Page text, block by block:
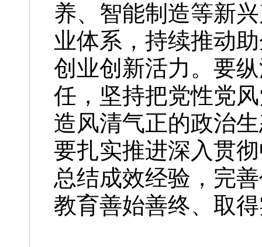
养、智能制造等新
业体系，持续推动
创业创新活力。 要
任，坚持把党性党
造风清气正的政治
要扎实推进深入贯
总结成效经验，完
教育善始善终、取